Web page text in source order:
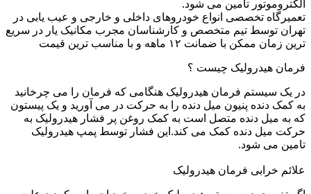
الکتروموتور تأمین می شود.
تعمیرگاه تخصصی انواع خودروهای داخلی و خارجی و عیب یابی در
تهران توسط تیم متخصص و کارشناسان مجرب مکانیک یار در سریع
ترین زمان ممکن با ضمانت ۱۲ ماهه و با مناسب ترین قیمت
فرمان هیدرولیک چیست ؟
در یک سیستم فرمان هیدرولیک هنگامی که فرمان را می چرخانید
به کمک دنده پنیون میل دنده را به حرکت در می آورید و یک پیستون
که به میل دنده متصل است به کمک روغن پر فشار هیدرولیک به
حرکت میل دنده کمک می کند.این فشار توسط پمپ هیدرولیک
تامین می شود.
علائم خرابی فرمان هیدرولیک